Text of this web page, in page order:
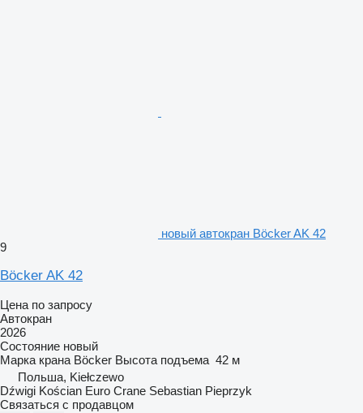
новый автокран Böcker AK 42
9
Böcker AK 42
Цена по запросу
Автокран
2026
Состояние новый
Марка крана Böcker Высота подъема 42 м
Польша, Kiełczewo
Dźwigi Kościan Euro Crane Sebastian Pieprzyk
Связаться с продавцом